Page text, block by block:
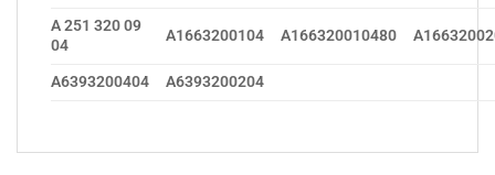
A 251 320 09
04
A1663200104 A166320010480
A6393200404 A6393200204